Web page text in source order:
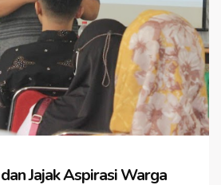
Jajak Aspirasi Warga